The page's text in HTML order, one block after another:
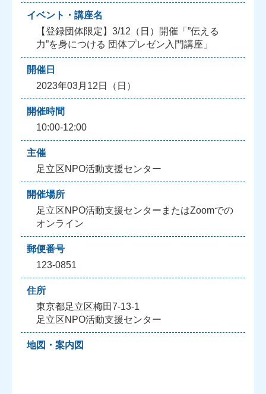
イベント・講座名
【登録団体限定】3/12（日）開催「”伝える
力”を身につける 団体プレゼン入門講座」
開催日
2023年03月12日（日）
開催時間
10:00-12:00
主催
足立区NPO活動支援センター
開催場所
足立区NPO活動支援センターまたはZoomでの
オンライン
郵便番号
123-0851
住所
東京都足立区梅田7-13-1
足立区NPO活動支援センター
地図・案内図